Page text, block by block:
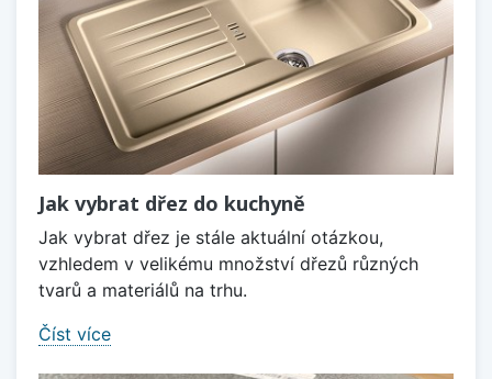
Jak vybrat dřez do kuchyně
Jak vybrat dřez je stále aktuální otázkou,
vzhledem v velikému množství dřezů různých
tvarů a materiálů na trhu.
Číst více